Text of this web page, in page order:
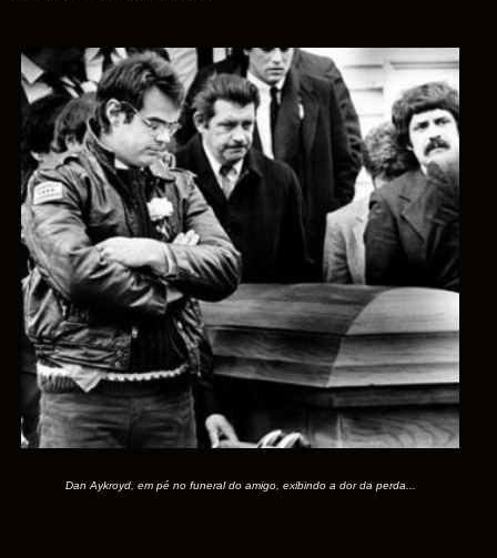
Dan Aykroyd, em pé no funeral do amigo, exibindo a dor da perda...